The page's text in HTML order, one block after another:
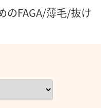
のFAGA/薄毛/抜け